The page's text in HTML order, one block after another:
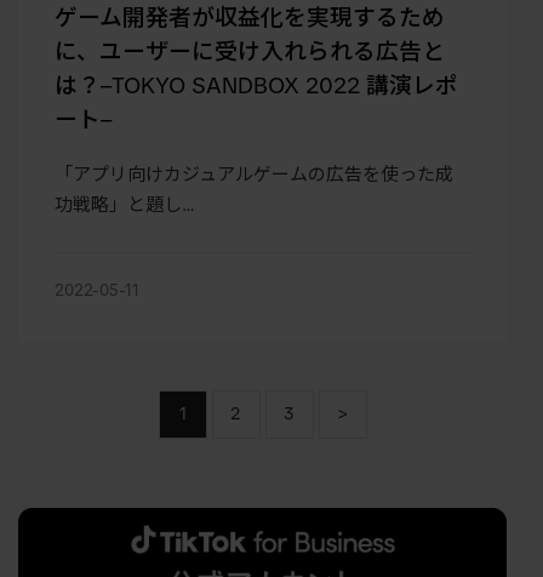
ゲーム開発者が収益化を実現するため
に、ユーザーに受け入れられる広告と
は？–TOKYO SANDBOX 2022 講演レポ
ート–
「アプリ向けカジュアルゲームの広告を使った成
功戦略」と題し…
2022-05-11
1 2 3 >